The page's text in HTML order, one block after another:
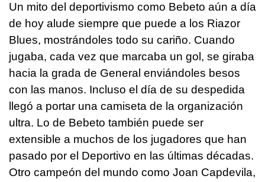
Un mito del deportivismo como Bebeto aún a día
de hoy alude siempre que puede a los Riazor
Blues, mostrándoles todo su cariño. Cuando
jugaba, cada vez que marcaba un gol, se giraba
hacia la grada de General enviándoles besos
con las manos. Incluso el día de su despedida
llegó a portar una camiseta de la organización
ultra. Lo de Bebeto también puede ser
extensible a muchos de los jugadores que han
pasado por el Deportivo en las últimas décadas.
Otro campeón del mundo como Joan Capdevila,